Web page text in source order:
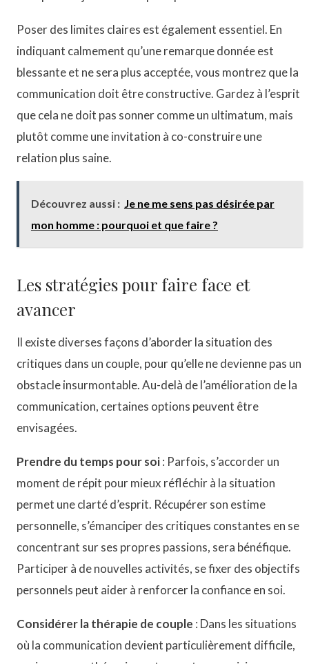
Poser des limites claires est également essentiel. En
indiquant calmement qu’une remarque donnée est
blessante et ne sera plus acceptée, vous montrez que la
communication doit être constructive. Gardez à l’esprit
que cela ne doit pas sonner comme un ultimatum, mais
plutôt comme une invitation à co-construire une
relation plus saine.
Découvrez aussi : Je ne me sens pas désirée par
mon homme : pourquoi et que faire ?
Les stratégies pour faire face et
avancer
Il existe diverses façons d’aborder la situation des
critiques dans un couple, pour qu’elle ne devienne pas un
obstacle insurmontable. Au-delà de l’amélioration de la
communication, certaines options peuvent être
envisagées.
Prendre du temps pour soi: Parfois, s’accorder un
moment de répit pour mieux réfléchir à la situation
permet une clarté d’esprit. Récupérer son estime
personnelle, s’émanciper des critiques constantes en se
concentrant sur ses propres passions, sera bénéfique.
Participer à de nouvelles activités, se fixer des objectifs
personnels peut aider à renforcer la confiance en soi.
Considérer la thérapie de couple : Dans les situations
où la communication devient particulièrement difficile,